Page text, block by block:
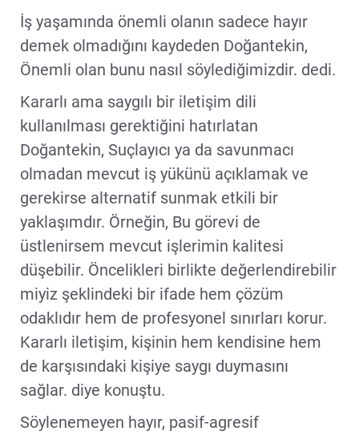
İş yaşamında önemli olanın sadece hayır
demek olmadığını kaydeden Doğantekin,
Önemli olan bunu nasıl söylediğimizdir. dedi.
Kararlı ama saygılı bir iletişim dili
kullanılması gerektiğini hatırlatan
Doğantekin, Suçlayıcı ya da savunmacı
olmadan mevcut iş yükünü açıklamak ve
gerekirse alternatif sunmak etkili bir
yaklaşımdır. Örneğin, Bu görevi de
üstlenirsem mevcut işlerimin kalitesi
düşebilir. Öncelikleri birlikte değerlendirebilir
miyiz şeklindeki bir ifade hem çözüm
odaklıdır hem de profesyonel sınırları korur.
Kararlı iletişim, kişinin hem kendisine hem
de karşısındaki kişiye saygı duymasını
sağlar. diye konuştu.
Söylenemeyen hayır, pasif-agresif